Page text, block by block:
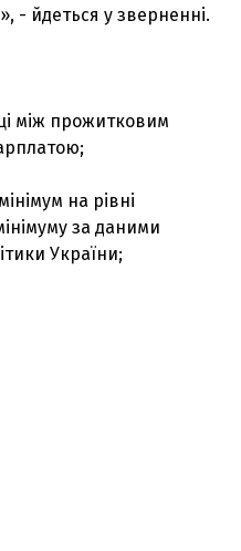
- йдеться у зверненні.
між прожитковим
на рівні
за даними
України;